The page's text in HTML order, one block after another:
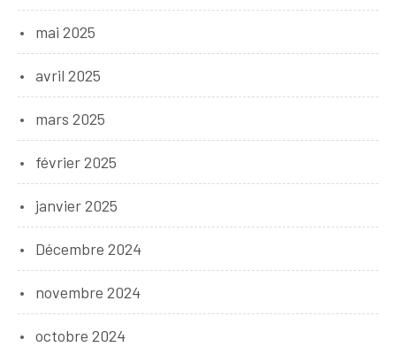
mai 2025
avril 2025
mars 2025
février 2025
janvier 2025
Décembre 2024
novembre 2024
octobre 2024